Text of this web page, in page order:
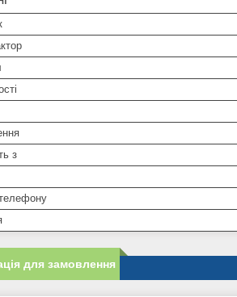
з
для замовлення